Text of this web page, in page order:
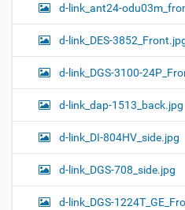
d-link_ant24-
d-link_DES-
d-link_DGS-3100-
d-link_dap-1513_back.jpg
d-link_DI-804HV_side.jpg
d-link_DGS-708_side.jpg
d-link_DGS-